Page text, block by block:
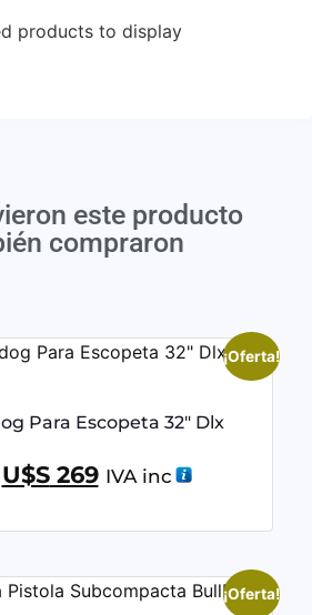
products to display
este producto
compraron
¡Oferta!
Para Escopeta 32″ Dlx
U$S269 IVA inc
¡Oferta!